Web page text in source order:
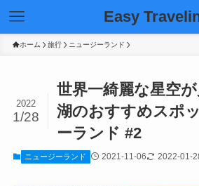
Easy
ホーム 旅行 ニュージーランド
世界一綺麗な星空
湖のおすすめスポ
ーランド #2
2022
1/28
ニュージーランド 2021-11-06 2022-01-